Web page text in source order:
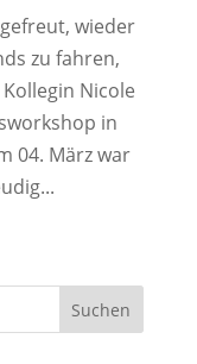
wieder
zu fahren,
Nicole
in
04. März war